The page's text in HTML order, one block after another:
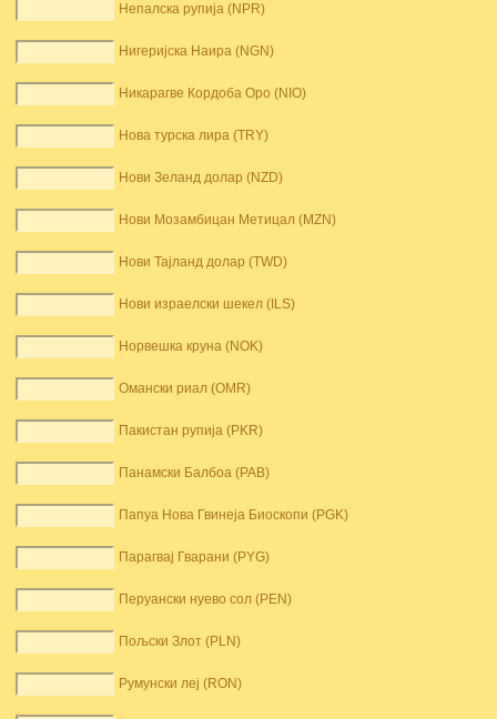
Непалска рупија (NPR)
Нигеријска Наира (NGN)
Никарагве Кордоба Оро (NIO)
Нова турска лира (TRY)
Нови Зеланд долар (NZD)
Нови Мозамбицан Метицал (MZN)
Нови Тајланд долар (TWD)
Нови израелски шекел (ILS)
Норвешка круна (NOK)
Омански риал (OMR)
Пакистан рупија (PKR)
Панамски Балбоа (PAB)
Папуа Нова Гвинеја Биоскопи (PGK)
Парагвај Гварани (PYG)
Перуански нуево сол (PEN)
Пољски Злот (PLN)
Румунски леј (RON)